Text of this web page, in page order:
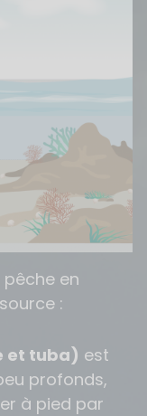
en
:
et tuba) est
profonds,
à pied par